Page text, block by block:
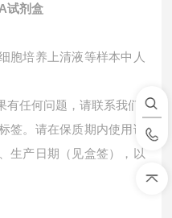
试剂盒
胞培养上清液等样本中 人
任何问题，请联系我们
签。请在保质期内使用试
生产日期（见盒签），以